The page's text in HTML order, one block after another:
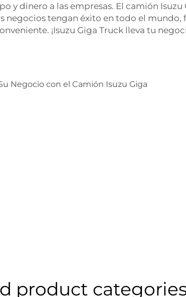
y dinero a las empresas. El camión Isuzu
negocios tengan éxito en todo el mundo,
¡Isuzu Giga Truck lleva tu
product